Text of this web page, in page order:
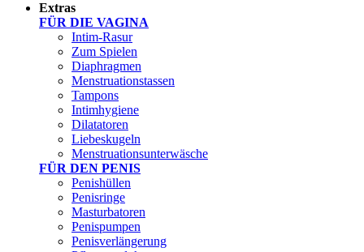
Extras
FÜR DIE VAGINA
Intim-Rasur
Zum Spielen
Diaphragmen
Menstruationstassen
Tampons
Intimhygiene
Dilatatoren
Liebeskugeln
Menstruationsunterwäsche
FÜR DEN PENIS
Penishüllen
Penisringe
Masturbatoren
Penispumpen
Penisverlängerung